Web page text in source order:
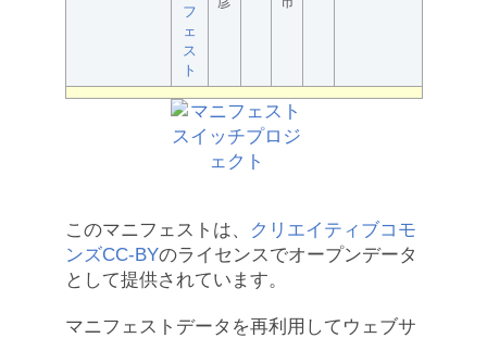
フ
ェ
ス
ト
このマニフェストは、
クリエイティブコモ
ンズCC-BYのライセンスでオープンデータ
として提供されています。
マニフェストデータを再利用してウェブサ